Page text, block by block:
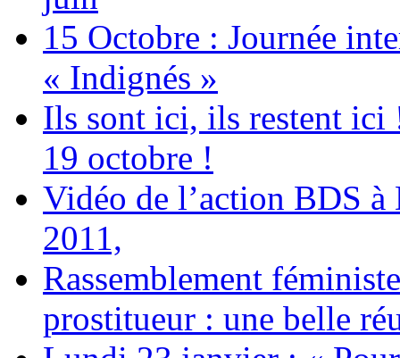
15 Octobre : Journée
« Indignés »
Ils sont ici, ils restent ici
19 octobre !
Vidéo de l’action BDS
2011,
Rassemblement
prostitueur : une belle